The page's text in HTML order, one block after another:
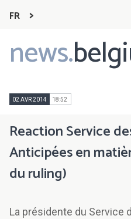
FR
news.
Main
navigation
02 AVR 2014 18:52
Reaction Service
Anticipées en
du ruling)
La présidente du Service